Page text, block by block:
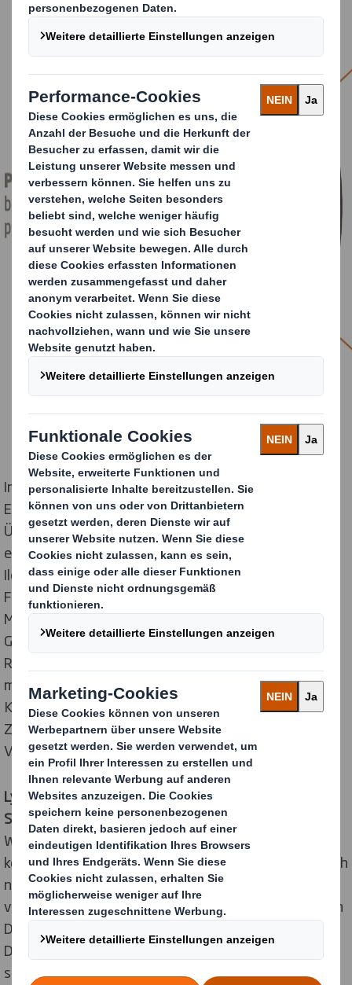
In einer Expertenrunde erörterten DS Smith und die
Ellen MacArthur Foundation jetzt, warum Design beim
Übergang zu einer Kreislaufwirtschaft von
entscheidender Bedeutung ist. Teilnehmer waren Joe
Iles, Circular Design Lead bei der Ellen MacArthur
Foundation, Lydia Butler, Customer Experience
Manager bei DS Smith, und Greg Dawson, Head of
Group Corporate Affairs Director bei DS Smith, der die
Runde moderierte. Im Live-Stream beschrieben
mehrere DS Smith Designer, wie sie jedes der fünf
Kreislauf Design Prinzipien anwenden, um so in enger
Zusammenarbeit mit ihren Kunden nachhaltigere
Verpackungslösungen zu entwickeln.
Lydia Butler, Customer Experience Manager bei DS
Smith, sagte:„Obwohl unser Verpackungsmaterial
Wellpappe von Natur aus zirkulär ist, arbeiten wir
kontinuierlich daran, unsere Verpackungslösungen noch
nachhaltiger zu gestalten. Wir haben uns maßgeblich
von dem von der Ellen MacArthur Foundation erstellten
Design Guide inspirieren lassen und mit den Kreislauf
Design Prinzipien einen maßgeschneiderten Rahmen
speziell für Verpackungen geschaffen. Dies wird uns